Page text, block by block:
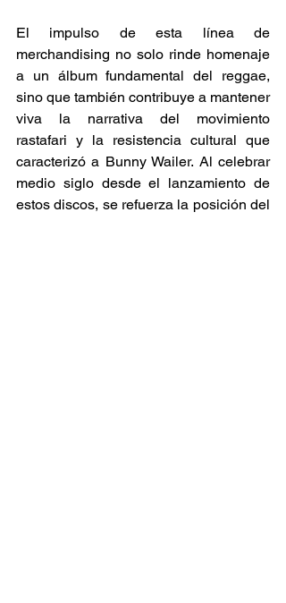
El impulso de esta línea de
merchandising no solo rinde homenaje
a un álbum fundamental del reggae,
sino que también contribuye a mantener
viva la narrativa del movimiento
rastafari y la resistencia cultural que
caracterizó a Bunny Wailer. Al celebrar
medio siglo desde el lanzamiento de
estos discos, se refuerza la posición del